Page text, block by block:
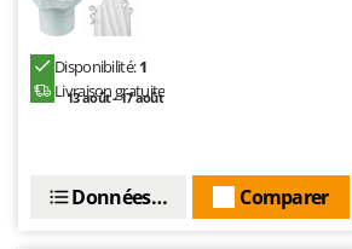
Disponibilité:1
Livraison gratuite
13 août - 17 août
Comparer
Données techniques